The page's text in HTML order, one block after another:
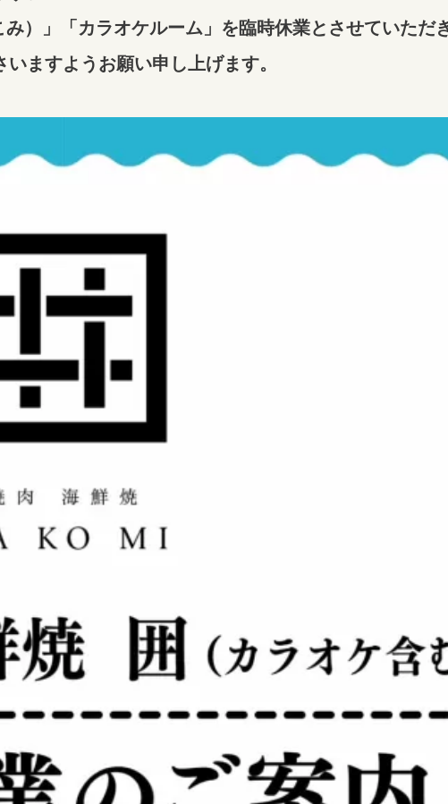
）」「カラオケルーム」を臨時休業とさせていただ
ますようお願い申し上げます。